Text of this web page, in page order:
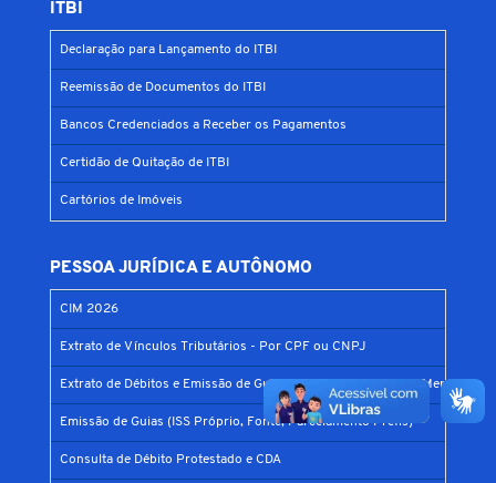
ITBI
Declaração para Lançamento do ITBI
Reemissão de Documentos do ITBI
Bancos Credenciados a Receber os Pagamentos
Certidão de Quitação de ITBI
Cartórios de Imóveis
PESSOA JURÍDICA E AUTÔNOMO
CIM 2026
Extrato de Vínculos Tributários - Por CPF ou CNPJ
Extrato de Débitos e Emissão de Guias (DAM) - Por Inscrição Mercantil
Emissão de Guias (ISS Próprio, Fonte, Parcelamento Prefis)
Consulta de Débito Protestado e CDA